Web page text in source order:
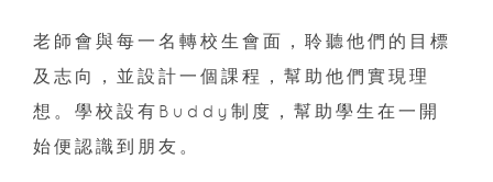
老師會與每一名轉校生會面，聆聽他們的目標
及志向，並設計一個課程，幫助他們實現理
想。學校設有Buddy制度，幫助學生在一開
始便認識到朋友。